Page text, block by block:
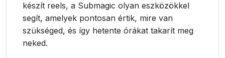
készít reels, a Submagic olyan eszközökkel
segít, amelyek pontosan értik, mire van
szükséged, és így hetente órákat takarít meg
neked.